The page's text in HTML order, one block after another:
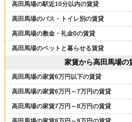
高田馬場の駅近10分以内の賃貸
高田馬場のバス・トイレ別の賃貸
高田馬場の敷金・礼金0の賃貸
高田馬場のペットと暮らせる賃貸
家賃から高田馬場の
高田馬場の家賃6万円以下の賃貸
高田馬場の家賃6万円～7万円の賃貸
高田馬場の家賃7万円～8万円の賃貸